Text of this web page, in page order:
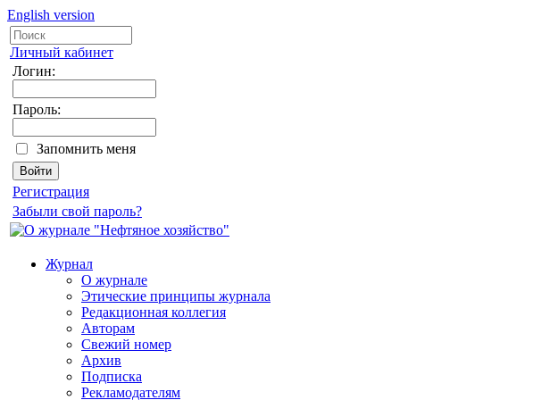
English version
Личный кабинет
Логин:
Пароль:
Запомнить меня
Регистрация
Забыли свой пароль?
Журнал
О журнале
Этические принципы журнала
Редакционная коллегия
Авторам
Свежий номер
Архив
Подписка
Рекламодателям